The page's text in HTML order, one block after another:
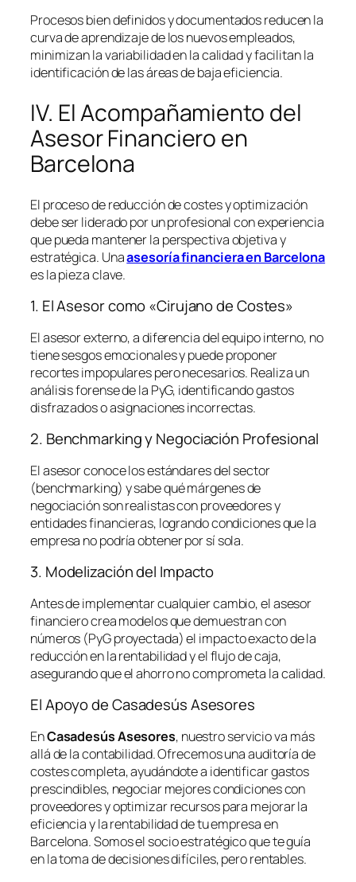
Procesos bien definidos y documentados reducen la
curva de aprendizaje de los nuevos empleados,
minimizan la variabilidad en la calidad y facilitan la
identificación de las áreas de baja eficiencia.
IV. El Acompañamiento del
Asesor Financiero en
Barcelona
El proceso de reducción de costes y optimización
debe ser liderado por un profesional con experiencia
que pueda mantener la perspectiva objetiva y
estratégica. Unaasesoría financiera en Barcelona
es la pieza clave.
1. El Asesor como «Cirujano de Costes»
El asesor externo, a diferencia del equipo interno, no
tiene sesgos emocionales y puede proponer
recortes impopulares pero necesarios. Realiza un
análisis forense de la PyG, identificando gastos
disfrazados o asignaciones incorrectas.
2. Benchmarking y Negociación Profesional
El asesor conoce los estándares del sector
(benchmarking) y sabe qué márgenes de
negociación son realistas con proveedores y
entidades financieras, logrando condiciones que la
empresa no podría obtener por sí sola.
3. Modelización del Impacto
Antes de implementar cualquier cambio, el asesor
financiero crea modelos que demuestran con
números (PyG proyectada) el impacto exacto de la
reducción en la rentabilidad y el flujo de caja,
asegurando que el ahorro no comprometa la calidad.
El Apoyo de Casadesús Asesores
EnCasadesús Asesores, nuestro servicio va más
allá de la contabilidad. Ofrecemos una auditoría de
costes completa, ayudándote a identificar gastos
prescindibles, negociar mejores condiciones con
proveedores y optimizar recursos para mejorar la
eficiencia y la rentabilidad de tu empresa en
Barcelona. Somos el socio estratégico que te guía
en la toma de decisiones difíciles, pero rentables.